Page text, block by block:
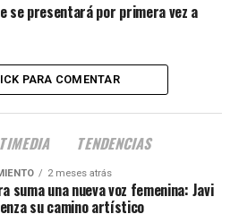
se presentará por primera vez a
PARA COMENTAR
TENDENCIAS
2 meses atrás
suma una nueva voz femenina: Javi
su camino artístico